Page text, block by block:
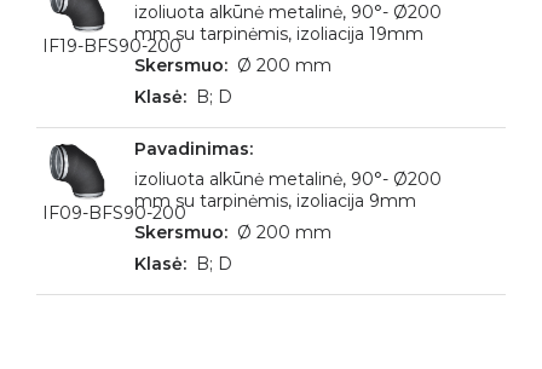
IF19-BFS90-200
izoliuota alkūnė metalinė, 90°- Ø200
mm su tarpinėmis, izoliacija 19mm
Ø 200 mm
B; D
IF09-BFS90-200
izoliuota alkūnė metalinė, 90°- Ø200
mm su tarpinėmis, izoliacija 9mm
Ø 200 mm
B; D